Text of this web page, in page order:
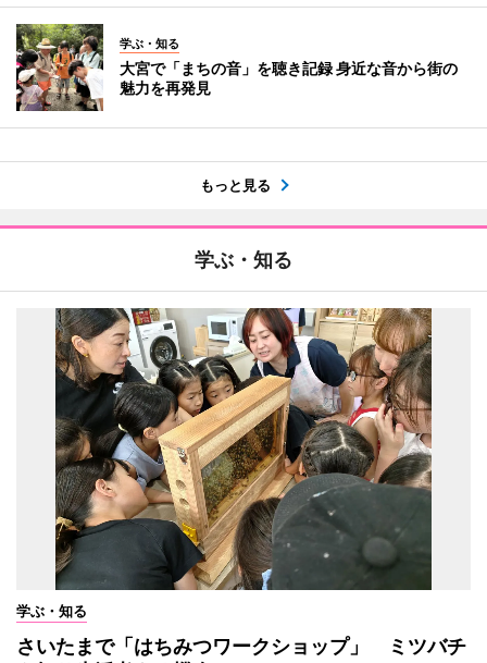
学ぶ・知る
大宮で「まちの音」を聴き記録 身近な音から街の
魅力を再発見
もっと見る
学ぶ・知る
学ぶ・知る
さいたまで「はちみつワークショップ」 ミツバチ